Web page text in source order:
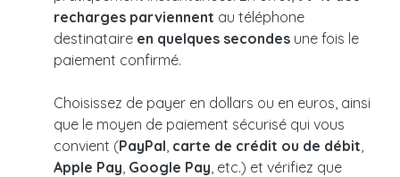
recharges parviennent au téléphone
destinataire en quelques secondes une fois le
paiement confirmé.
Choisissez de payer en dollars ou en euros, ainsi
que le moyen de paiement sécurisé qui vous
convient (PayPal carte de crédit ou de débit
Apple Pay Google Pay , etc.) et vérifiez que